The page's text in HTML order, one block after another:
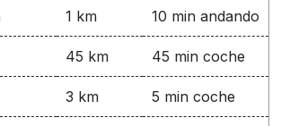
1 km 10 min andando
45 km 45 min coche
3 km 5 min coche